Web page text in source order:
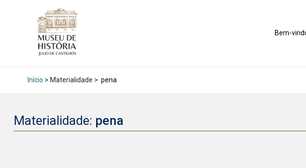
Bem-
Início > Materialidade > pena
Materialidade: pena